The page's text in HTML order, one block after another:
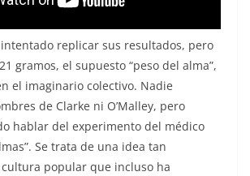
replicar sus resultados, pero
gramos, el supuesto “peso del alma”,
el imaginario colectivo. Nadie
de Clarke ni O’Malley, pero
hablar del experimento del médico
Se trata de una idea tan
popular que incluso ha